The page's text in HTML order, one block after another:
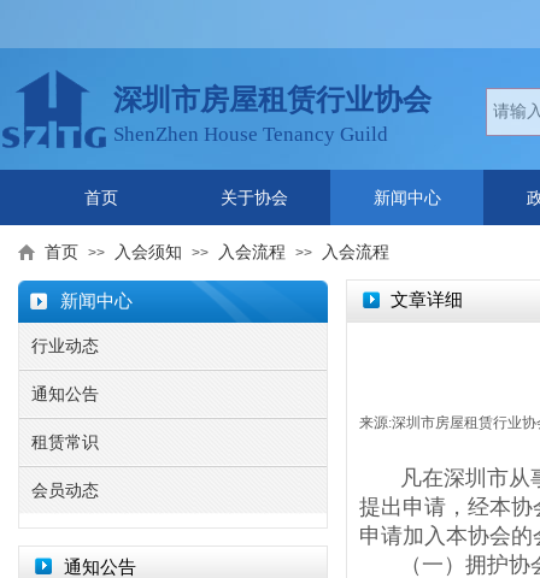
ShenZhen House Tenancy Guild
首页 关于协会 新闻中心
深圳市房屋租赁行业协会
首页 >> 入会须知 >> 入会流程 >> 入会流程
新闻中心
通知公告
行业动态
通知公告
租赁常识
会员动态
文章详细
来源:深圳市房屋租赁行业协
凡在深圳市从
提出申请，经本
申请加入本协会
（一）拥护协